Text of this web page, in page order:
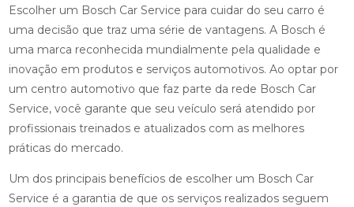
Escolher um Bosch Car Service para cuidar do seu carro é
uma decisão que traz uma série de vantagens. A Bosch é
uma marca reconhecida mundialmente pela qualidade e
inovação em produtos e serviços automotivos. Ao optar por
um centro automotivo que faz parte da rede Bosch Car
Service, você garante que seu veículo será atendido por
profissionais treinados e atualizados com as melhores
práticas do mercado.
Um dos principais benefícios de escolher um Bosch Car
Service é a garantia de que os serviços realizados seguem